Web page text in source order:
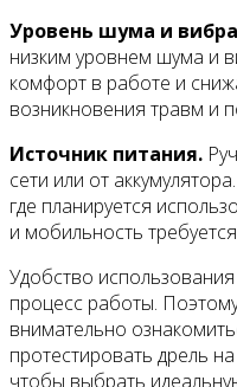
Уровень шума и
низким уровнем шума и
комфорт в работе и
возникновения травм и
Источник питания.
сети или от
где планируется
и мобильность
Удобство
процесс работы.
внимательно
протестировать дрель
чтобы выбрать